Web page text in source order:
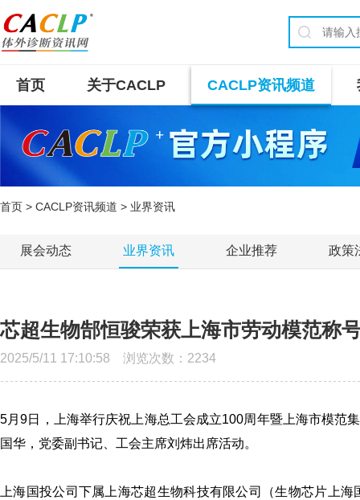
首页 关于CACLP CACLP资讯频道
首页 > CACLP资讯频道 > 业界资讯
展会动态 业界资讯 企业推荐 政策
芯超生物郜恒骏荣获上海市劳动模范称
2025/5/11 17:10:58 浏览次数： 2234
5月9日，上海举行庆祝上海总工会成立100周年暨上海市模范
国华，党委副书记、工会主席刘炜出席活动。
上海国投公司下属上海芯超生物科技有限公司（生物芯片上